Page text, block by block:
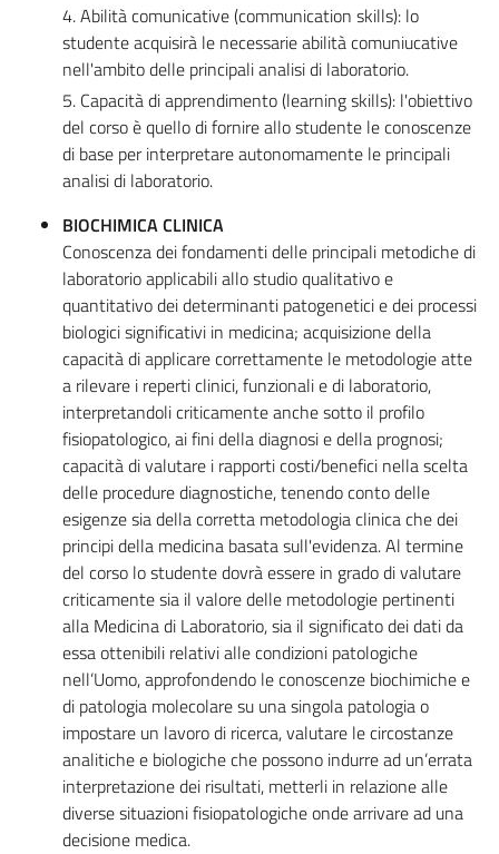
4. Abilità comunicative (communication skills): lo
studente acquisirà le necessarie abilità comuniucative
nell'ambito delle principali analisi di laboratorio.
5. Capacità di apprendimento (learning skills): l'obiettivo
del corso è quello di fornire allo studente le conoscenze
di base per interpretare autonomamente le principali
analisi di laboratorio.
BIOCHIMICA CLINICA
Conoscenza dei fondamenti delle principali metodiche di
laboratorio applicabili allo studio qualitativo e
quantitativo dei determinanti patogenetici e dei processi
biologici significativi in medicina; acquisizione della
capacità di applicare correttamente le metodologie atte
a rilevare i reperti clinici, funzionali e di laboratorio,
interpretandoli criticamente anche sotto il profilo
fisiopatologico, ai fini della diagnosi e della prognosi;
capacità di valutare i rapporti costi/benefici nella scelta
delle procedure diagnostiche, tenendo conto delle
esigenze sia della corretta metodologia clinica che dei
principi della medicina basata sull'evidenza. Al termine
del corso lo studente dovrà essere in grado di valutare
criticamente sia il valore delle metodologie pertinenti
alla Medicina di Laboratorio, sia il significato dei dati da
essa ottenibili relativi alle condizioni patologiche
nell’Uomo, approfondendo le conoscenze biochimiche e
di patologia molecolare su una singola patologia o
impostare un lavoro di ricerca, valutare le circostanze
analitiche e biologiche che possono indurre ad un’errata
interpretazione dei risultati, metterli in relazione alle
diverse situazioni fisiopatologiche onde arrivare ad una
decisione medica.